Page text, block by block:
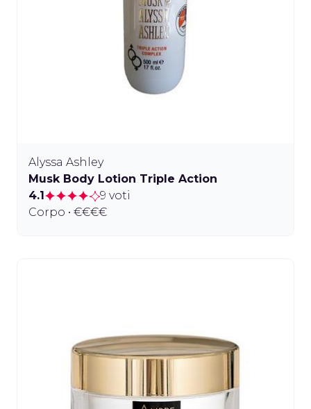
Alyssa Ashley
Musk Body Lotion Triple Action
4.1
9 voti
Corpo • €€€€